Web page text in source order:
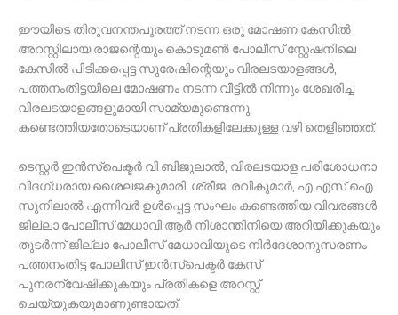
ഈയിടെ തിരുവനന്തപുരത്ത് നടന്ന ഒരു മോഷണ കേസില്‍
അറസ്റ്റിലായ രാജന്റെയും കൊടുമണ്‍ പോലീസ് സ്റ്റേഷനിലെ
കേസില്‍ പിടിക്കപ്പെട്ട സുരേഷിന്റെയും വിരലടയാളങ്ങള്‍,
പത്തനംതിട്ടയിലെ മോഷണം നടന്ന വീട്ടില്‍ നിന്നും ശേഖരിച്ച
വിരലടയാളങ്ങളുമായി സാമ്യമുണ്ടെന്നു
കണ്ടെത്തിയതോടെയാണ് പ്രതികളിലേക്കുള്ള വഴി തെളിഞ്ഞത്.
ടെസ്റ്റര്‍ ഇന്‍സ്‌പെക്ടര്‍ വി ബിജുലാല്‍, വിരലടയാള പരിശോധനാ
വിദഗ്ധരായ ശൈലജകുമാരി, ശ്രീജ, രവികുമാര്‍, എ എസ് ഐ
സുനിലാല്‍ എന്നിവര്‍ ഉള്‍പ്പെട്ട സംഘം കണ്ടെത്തിയ വിവരങ്ങള്‍
ജില്ലാ പോലീസ് മേധാവി ആര്‍ നിശാന്തിനിയെ അറിയിക്കുകയും
തുടര്‍ന്ന് ജില്ലാ പോലീസ് മേധാവിയുടെ നിര്‍ദേശാനുസരണം
പത്തനംതിട്ട പോലീസ് ഇന്‍സ്‌പെക്ടര്‍ കേസ്
പുനരന്വേഷിക്കുകയും പ്രതികളെ അറസ്റ്റ്
ചെയ്യുകയുമാണുണ്ടായത്.